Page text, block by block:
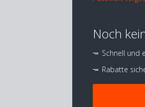
Noch
Schnell und
Rabatte